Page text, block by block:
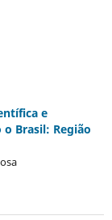
e
Brasil: Região